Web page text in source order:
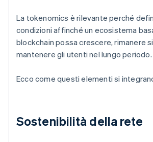
La tokenomics è rilevante perché
condizioni affinché un ecosistema
blockchain possa crescere, rimanere
mantenere gli utenti nel lungo periodo.
Ecco come questi elementi si
Sostenibilità della rete